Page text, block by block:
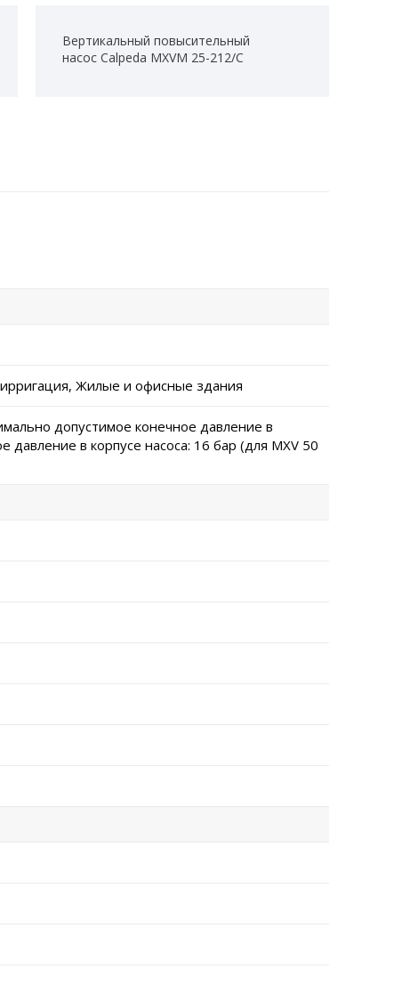
Вертикальный повысительный
насос Calpeda MXVM 25-212/C
Жилые и офисные здания
допустимое конечное давление в
давление в корпусе насоса: 16 бар (для MXV 50